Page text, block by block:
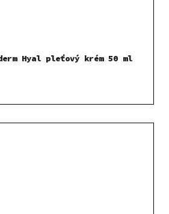
Hyal pleťový krém 50 ml